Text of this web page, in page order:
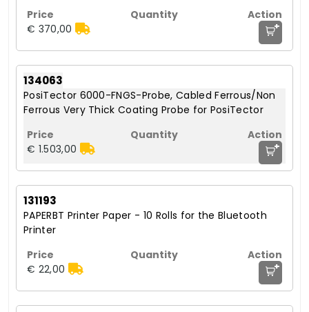
€ 370,00 +
134063
PosiTector 6000-FNGS-Probe, Cabled Ferrous/Non
Ferrous Very Thick Coating Probe for PosiTector
€ 1.503,00 +
131193
PAPERBT Printer Paper - 10 Rolls for the Bluetooth
Printer
€ 22,00 +